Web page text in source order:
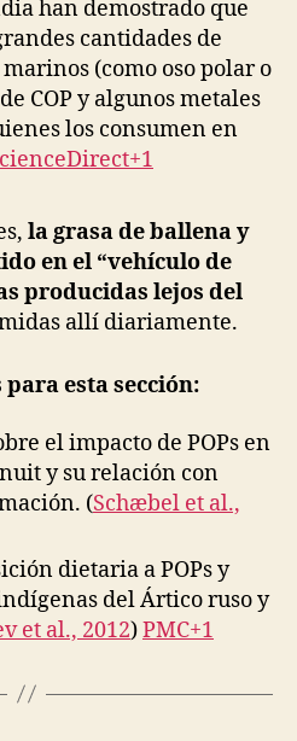
han demostrado que
cantidades de
(como oso polar o
COP y algunos metales
los consumen en
la grasa de ballena y
en el “vehículo de
producidas lejos del
allí diariamente.
esta sección:
el impacto de POPs en
y su relación con
(Schæbel et al.,
dietaria a POPs y
del Ártico ruso y
et al., 2012)PMC+1